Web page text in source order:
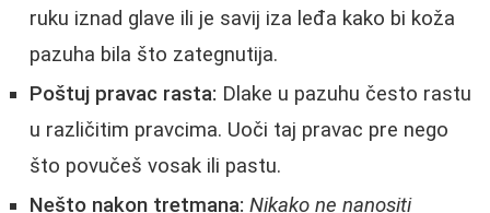
ruku iznad glave ili je savij iza leđa kako bi koža
pazuha bila što zategnutija.
Poštuj pravac rasta: Dlake u pazuhu često rastu
u različitim pravcima. Uoči taj pravac pre nego
što povučeš vosak ili pastu.
Nešto nakon tretmana: Nikako ne nanositi